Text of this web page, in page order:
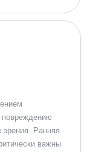
повреждению
зрения. Ранняя
важны